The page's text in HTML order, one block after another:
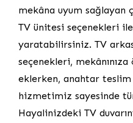
mekâna uyum sağlayan
TV ünitesi seçenekleri
yaratabilirsiniz. TV
seçenekleri,
eklerken, anahtar teslim
hizmetimiz sayesinde
Hayalinizdeki TV